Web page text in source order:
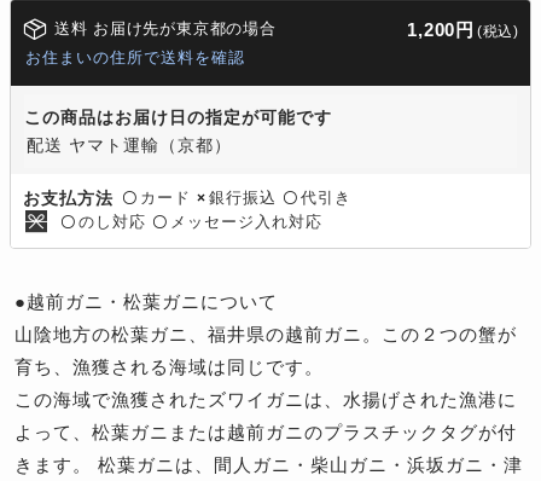
送料 お届け先が東京都の場合 1,200円 (税込)
お住まいの住所で送料を確認
この商品はお届け日の指定が可能です
配送 ヤマト運輸（京都）
お支払方法 〇 カード × 銀行振込 〇 代引き
〇 のし対応 〇 メッセージ入れ対応
●越前ガニ・松葉ガニについて
山陰地方の松葉ガニ、福井県の越前ガニ。この２つの蟹が
育ち、漁獲される海域は同じです。
この海域で漁獲されたズワイガニは、水揚げされた漁港に
よって、松葉ガニまたは越前ガニのプラスチックタグが付
きます。 松葉ガニは、間人ガニ・柴山ガニ・浜坂ガニ・津